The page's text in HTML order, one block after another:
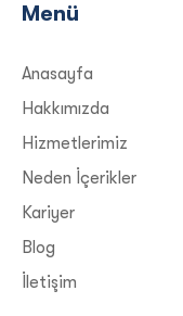
Menü
Anasayfa
Hakkımızda
Hizmetlerimiz
Neden İçerikler
Kariyer
Blog
İletişim